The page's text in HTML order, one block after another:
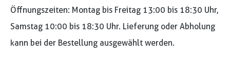
Öffnungszeiten: Montag bis Freitag 13:00 bis 18:30 Uhr,
Samstag 10:00 bis 18:30 Uhr. Lieferung oder Abholung
kann bei der Bestellung ausgewählt werden.